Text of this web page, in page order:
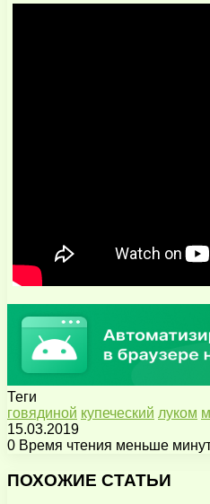
Теги
говядиной купеческий луком
15.03.2019
0 Время чтения меньше
через
ПОХОЖИЕ СТАТЬИ